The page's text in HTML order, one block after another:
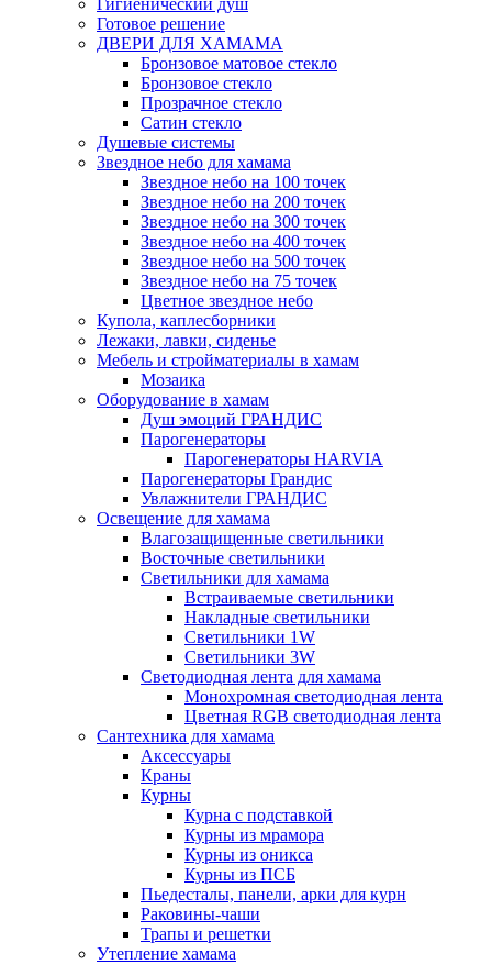
Гигиенический душ
Готовое решение
ДВЕРИ ДЛЯ ХАМАМА
Бронзовое матовое стекло
Бронзовое стекло
Прозрачное стекло
Сатин стекло
Душевые системы
Звездное небо для хамама
Звездное небо на 100 точек
Звездное небо на 200 точек
Звездное небо на 300 точек
Звездное небо на 400 точек
Звездное небо на 500 точек
Звездное небо на 75 точек
Цветное звездное небо
Купола, каплесборники
Лежаки, лавки, сиденье
Мебель и стройматериалы в хамам
Мозаика
Оборудование в хамам
Душ эмоций ГРАНДИС
Парогенераторы
Парогенераторы HARVIA
Парогенераторы Грандис
Увлажнители ГРАНДИС
Освещение для хамама
Влагозащищенные светильники
Восточные светильники
Светильники для хамама
Встраиваемые светильники
Накладные светильники
Светильники 1W
Светильники 3W
Светодиодная лента для хамама
Монохромная светодиодная лента
Цветная RGB светодиодная лента
Сантехника для хамама
Аксессуары
Краны
Курны
Курна с подставкой
Курны из мрамора
Курны из оникса
Курны из ПСБ
Пьедесталы, панели, арки для курн
Раковины-чаши
Трапы и решетки
Утепление хамама